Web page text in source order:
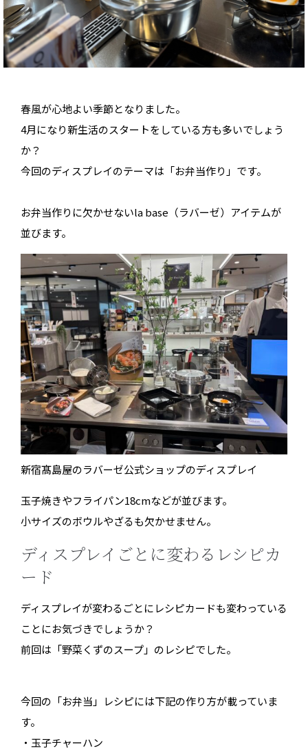
春風が心地よい季節となりました。
4月になり新生活のスタートをしている方も多いでしょう
か？
今回のディスプレイのテーマは「お弁当作り」です。
お弁当作りに欠かせないla base（ラバーゼ）アイテムが
並びます。
新宿髙島屋のラバーゼ公式ショップのディスプレイ
玉子焼きやフライパン18cmなどが並びます。
小サイズのボウルやざるも欠かせません。
ディスプレイごとに変わるレシピカ
ード
ディスプレイが変わるごとにレシピカードも変わっている
ことにお気づきでしょうか？
前回は「野菜くずのスープ」のレシピでした。
今回の「お弁当」レシピには下記の作り方が載っていま
す。
・玉子チャーハン